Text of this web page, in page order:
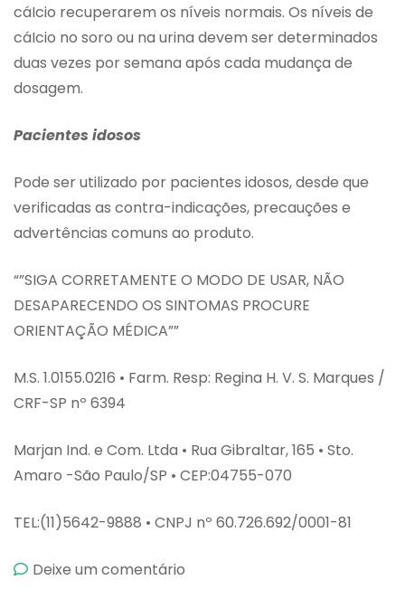
cáIcio recuperarem os níveis normais. Os níveis de
cáIcio no soro ou na urina devem ser determinados
duas vezes por semana após cada mudança de
dosagem.
Pacientes idosos
Pode ser utilizado por pacientes idosos, desde que
verificadas as contra-indicações, precauções e
advertências comuns ao produto.
“”SIGA CORRETAMENTE O MODO DE USAR, NÃO
DESAPARECENDO OS SINTOMAS PROCURE
ORIENTAÇÃO MÉDICA””
M.S. 1.0155.0216 • Farm. Resp: Regina H. V. S. Marques /
CRF-SP nº 6394
Marjan Ind. e Com. Ltda • Rua Gibraltar, 165 • Sto.
Amaro -São Paulo/SP • CEP:04755-070
TEL:(11)5642-9888 • CNPJ nº 60.726.692/0001-81
Deixe um comentário